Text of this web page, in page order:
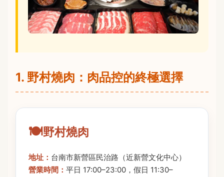
1. 野村燒肉：肉品控的終極選擇
野村燒肉
地址： 台南市新營區民治路（近新營文化中心）
營業時間： 平日 17:00–23:00，假日 11:30–